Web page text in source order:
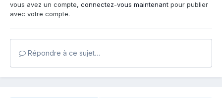
vous avez un compte, connectez-vous maintenant pour publier
avec votre compte.
Répondre à ce sujet…